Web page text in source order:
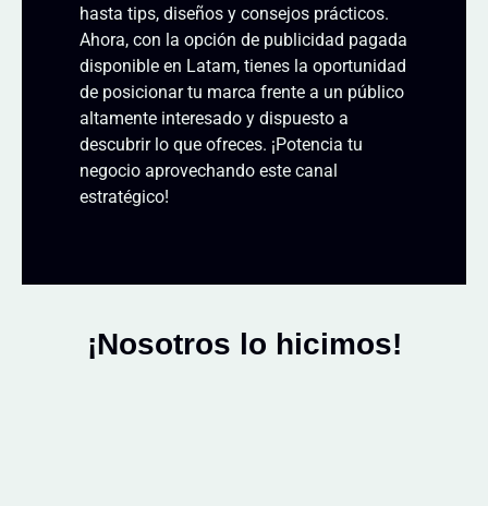
hasta tips, diseños y consejos prácticos.
Ahora, con la opción de publicidad pagada
disponible en Latam, tienes la oportunidad
de posicionar tu marca frente a un público
altamente interesado y dispuesto a
descubrir lo que ofreces. ¡Potencia tu
negocio aprovechando este canal
estratégico!
¡Nosotros lo hicimos!